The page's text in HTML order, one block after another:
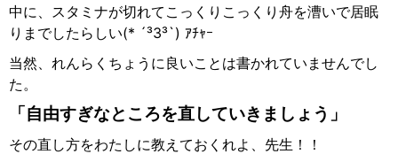
中に、スタミナが切れてこっくりこっくり舟を漕いで居眠
りまでしたらしい(* ´³З³`) ｱﾁｬｰ
当然、れんらくちょうに良いことは書かれていませんでし
た。
「自由すぎなところを直していきましょう」
その直し方をわたしに教えておくれよ、先生！！